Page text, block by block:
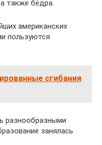
также бёдра.
американских
пользуются
сгибания
разнообразными
занялась